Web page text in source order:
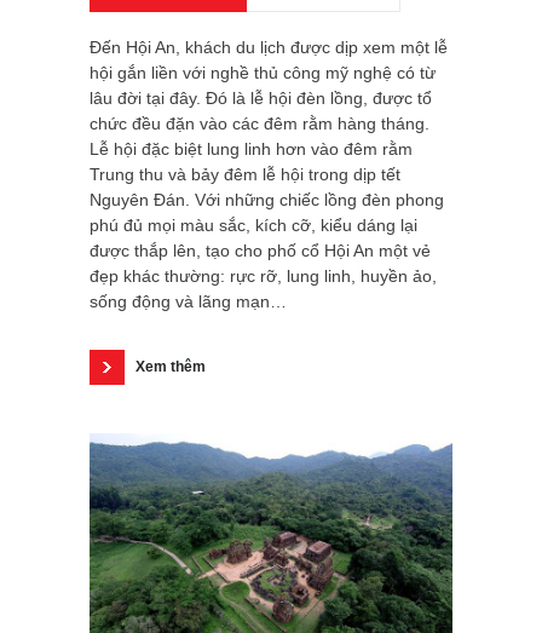
Đến Hội An, khách du lịch được dịp xem một lễ
hội gắn liền với nghề thủ công mỹ nghệ có từ
lâu đời tại đây. Đó là lễ hội đèn lồng, được tổ
chức đều đặn vào các đêm rằm hàng tháng.
Lễ hội đặc biệt lung linh hơn vào đêm rằm
Trung thu và bảy đêm lễ hội trong dịp tết
Nguyên Đán. Với những chiếc lồng đèn phong
phú đủ mọi màu sắc, kích cỡ, kiểu dáng lại
được thắp lên, tạo cho phố cổ Hội An một vẻ
đẹp khác thường: rực rỡ, lung linh, huyền ảo,
sống động và lãng mạn…
Xem thêm